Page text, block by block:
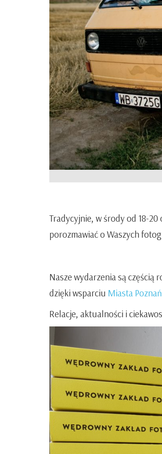
Tradycyjnie, w środy od 18-
porozmawiać o Waszych
Nasze wydarzenia są częścią
dzięki wsparciu Miasta Poznań
Relacje, aktualności i